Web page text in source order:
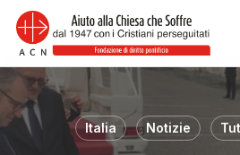
Skip
main
content
Italia Notizie